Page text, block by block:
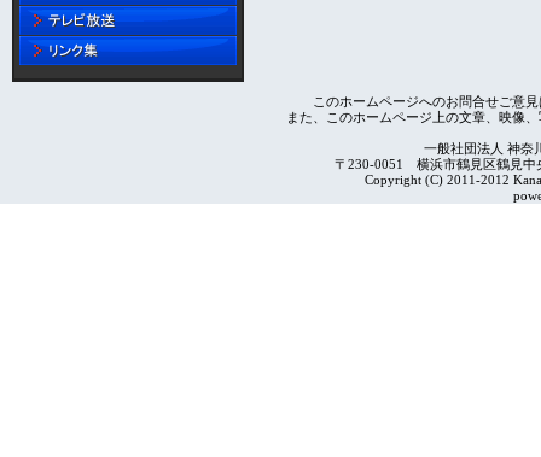
このホームページへのお問合せご意
また、このホームページ上の文章、映像
一般社団法人 神奈
〒230-0051 横浜市鶴見区鶴見
Copyright (C) 2011-2012